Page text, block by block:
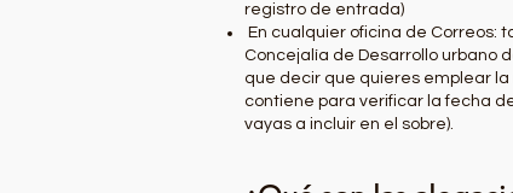
registro de entrada)​
En cualquier oficina de Correos:
Concejalía de Desarrollo urbano
que decir que quieres emplear
contiene para verificar la fecha
vayas a incluir en el sobre).